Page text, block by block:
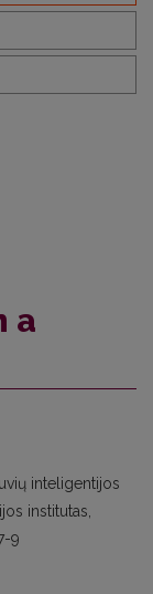
a
inteligentijos
institutas,
9